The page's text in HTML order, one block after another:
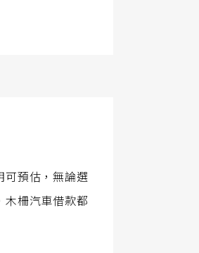
可預估，無論選
柵汽車借款都